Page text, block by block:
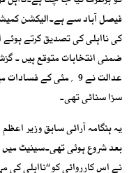
فیصل آباد سے ہے۔الیکشن
کی نااہلی کی تصدیق کرتے
ضمنی انتخابات متوقع ہیں ۔
سزا سنائی تھی۔
یہ ہنگامہ آرائی سابق وزیر
بعد شروع ہوئی تھی۔سینیٹ میں